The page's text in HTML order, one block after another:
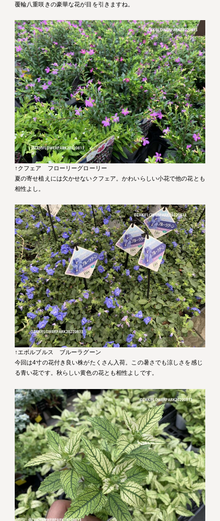
覆輪八重咲きの豪華な花が目を引きますね。
↑クフェア フローリーグローリー
夏の寄せ植えには欠かせないクフェア。かわいらしい小花で他の花とも
相性よし。
↑エボルブルス ブルーラグーン
今回は4寸の花付き良い株がたくさん入荷。この暑さでも涼しさを感じ
る青い花です。秋らしい黄色の花とも相性よしです。